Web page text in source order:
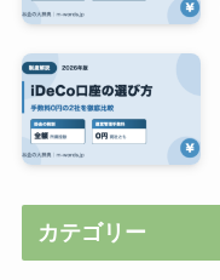
カテゴリー